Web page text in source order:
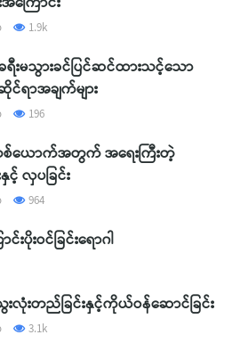
1.9k
ရီးမသွားခင်ပြင်ဆင်ထားသင့်သော
င်ရာအချက်များ
196
စ်ယောက်အတွက် အရေးကြီးတဲ့
နှင့် လှပခြင်း
964
ပိုးဝင်ခြင်းရောဂါ
လုံးတည်ခြင်းနှင့်ကိုယ်ဝန်ဆောင်ခြင်း
3.1k